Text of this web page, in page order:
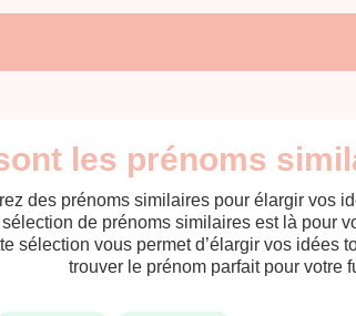
les prénoms
des prénoms similaires pour élargir vos
de prénoms similaires est là pour
sélection vous permet d’élargir vos idées
trouver le prénom parfait pour votre